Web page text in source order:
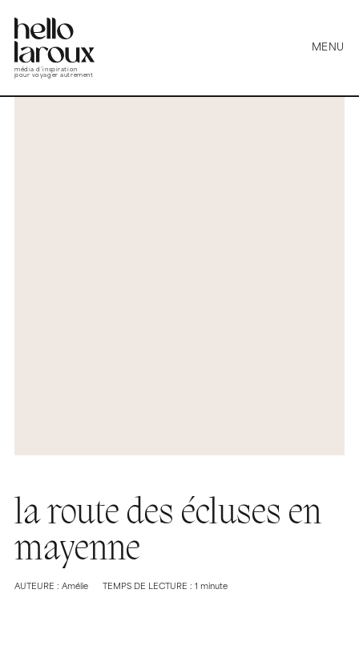
média d’inspiration
pour voyager autrement
MENU
la route des écluses en
mayenne
AUTEURE : Amélie TEMPS DE LECTURE : 1 minute